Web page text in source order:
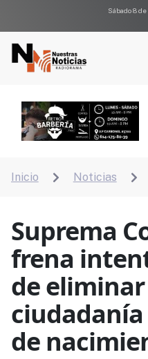
Sábado 8
Inicio  Noticias 
Suprema
frena
de
de